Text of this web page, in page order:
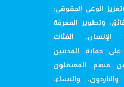
الوعي الحقوقي:
وتطوير المعرفة
الإنسان. الفئات
حماية المدنيين
فيهم المعتقلون
والنساء،